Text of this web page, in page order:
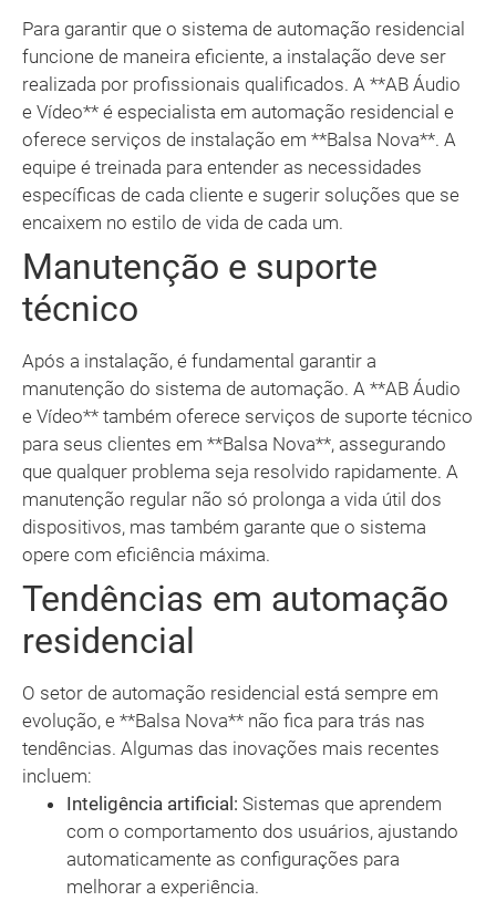
Para garantir que o sistema de automação residencial
funcione de maneira eficiente, a instalação deve ser
realizada por profissionais qualificados. A **AB Áudio
e Vídeo** é especialista em automação residencial e
oferece serviços de instalação em **Balsa Nova**. A
equipe é treinada para entender as necessidades
específicas de cada cliente e sugerir soluções que se
encaixem no estilo de vida de cada um.
Manutenção e suporte
técnico
Após a instalação, é fundamental garantir a
manutenção do sistema de automação. A **AB Áudio
e Vídeo** também oferece serviços de suporte técnico
para seus clientes em **Balsa Nova**, assegurando
que qualquer problema seja resolvido rapidamente. A
manutenção regular não só prolonga a vida útil dos
dispositivos, mas também garante que o sistema
opere com eficiência máxima.
Tendências em automação
residencial
O setor de automação residencial está sempre em
evolução, e **Balsa Nova** não fica para trás nas
tendências. Algumas das inovações mais recentes
incluem:
Inteligência artificial: Sistemas que aprendem
com o comportamento dos usuários, ajustando
automaticamente as configurações para
melhorar a experiência.